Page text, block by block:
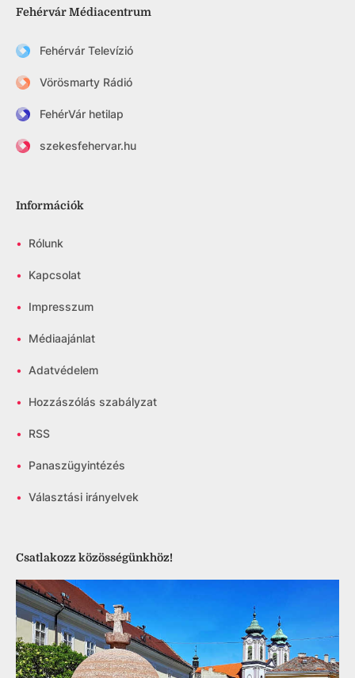
Fehérvár Médiacentrum
Fehérvár Televízió
Vörösmarty Rádió
FehérVár hetilap
szekesfehervar.hu
Információk
• Rólunk
• Kapcsolat
• Impresszum
• Médiaajánlat
• Adatvédelem
• Hozzászólás szabályzat
• RSS
• Panaszügyintézés
• Választási irányelvek
Csatlakozz közösségünkhöz!